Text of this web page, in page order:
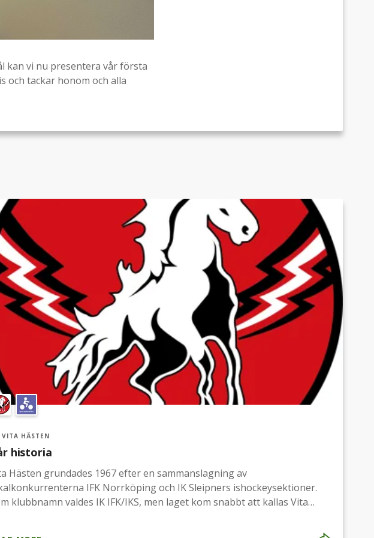
kan vi nu presentera vår första
och tackar honom och alla
VITA HÄSTEN
historia
Hästen grundades 1967 efter en sammanslagning av
IFK Norrköping och IK Sleipners ishockeysektioner.
klubbnamn valdes IK IFK/IKS, men laget kom snabbt att kallas Vita
att Sleipner var Odens häst i den nordiska mytologin. Smeknamnet blev